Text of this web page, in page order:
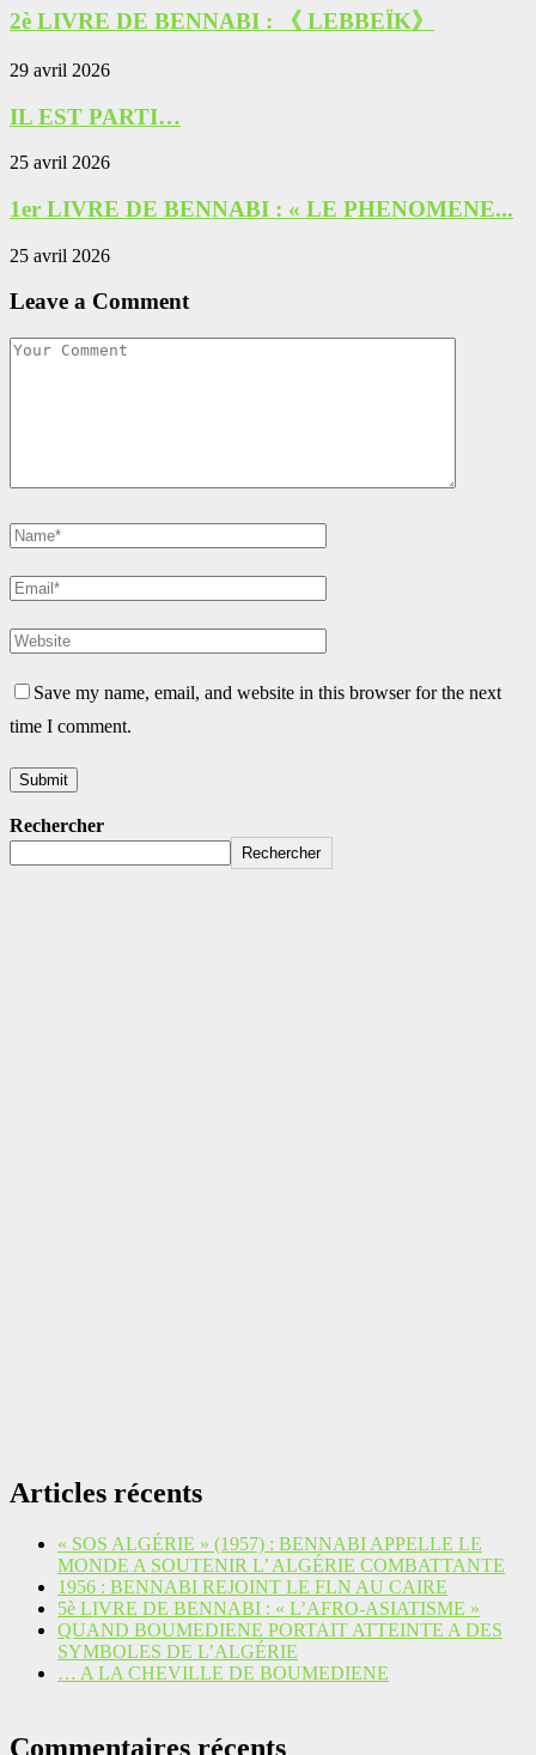
2è LIVRE DE BENNABI : 《 LEBBEÏK》
29 avril 2026
IL EST PARTI…
25 avril 2026
1er LIVRE DE BENNABI : « LE PHENOMENE...
25 avril 2026
Leave a Comment
Save my name, email, and website in this browser for the next
time I comment.
Rechercher
Rechercher
Articles récents
« SOS ALGÉRIE » (1957) : BENNABI APPELLE LE
MONDE A SOUTENIR L’ ALGÉRIE COMBATTANTE
1956 : BENNABI REJOINT LE FLN AU CAIRE
5è LIVRE DE BENNABI : « L’AFRO-ASIATISME »
QUAND BOUMEDIENE PORTAIT ATTEINTE A DES
SYMBOLES DE L’ALGÉRIE
… A LA CHEVILLE DE BOUMEDIENE
Commentaires récents